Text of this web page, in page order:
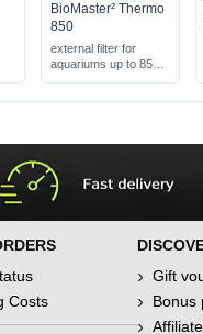
BioMaster² Thermo
850
external filter for
aquariums up to 850 L
Costs
Gift
Bonus